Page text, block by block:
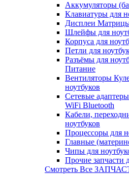
Аккумуляторы
Клавиатуры для
Дисплеи Матрицы
Шлейфы для
Корпуса для
Петли для
Разъёмы для
Питание
Вентиляторы
ноутбуков
Сетевые
WiFi Bluetooth
Кабели,
ноутбуков
Процессоры для
Главные
Чипы для
Прочие запчасти
Смотреть Все